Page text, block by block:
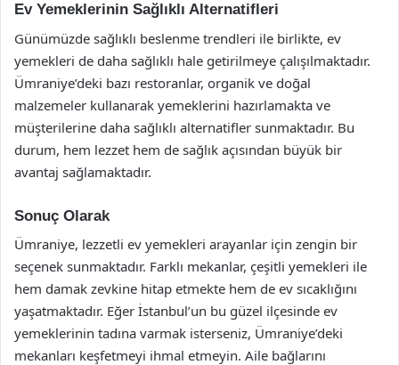
Ev Yemeklerinin Sağlıklı Alternatifleri
Günümüzde sağlıklı beslenme trendleri ile birlikte, ev
yemekleri de daha sağlıklı hale getirilmeye çalışılmaktadır.
Ümraniye’deki bazı restoranlar, organik ve doğal
malzemeler kullanarak yemeklerini hazırlamakta ve
müşterilerine daha sağlıklı alternatifler sunmaktadır. Bu
durum, hem lezzet hem de sağlık açısından büyük bir
avantaj sağlamaktadır.
Sonuç Olarak
Ümraniye, lezzetli ev yemekleri arayanlar için zengin bir
seçenek sunmaktadır. Farklı mekanlar, çeşitli yemekleri ile
hem damak zevkine hitap etmekte hem de ev sıcaklığını
yaşatmaktadır. Eğer İstanbul’un bu güzel ilçesinde ev
yemeklerinin tadına varmak isterseniz, Ümraniye’deki
mekanları keşfetmeyi ihmal etmeyin. Aile bağlarını